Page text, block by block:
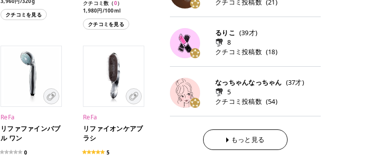
クチコミを見る
クチコミ数（0）
1,980円/100ml
クチコミを見る
ReFa
リファファインバブ
ル ワン
0
ReFa
リファイオンケアブ
ラシ
5
ナーパッドをご紹介します。 毎日使
ャルケアにぴったりなトナーパッド
まで厳選しました。 1. MEDICUBE
PDRNピンクコラーゲンゲルトナー
パッド 「うるおいとハリ感をサポー
トし、なめらかな肌へ導く高密着ゲ
ルパッド」 PDRNやコラーゲン成分
る肌をしっとり整えるゲルタイプの
トナーパッド。密着力が高く、スキ
ンケアの土台ケアとして取り入れや
見るQoo10での購入はこちら 2. BIO
DANCE コラーゲンゲルトナーパッ
ド 「うるおいを与えながら肌をやわ
らかく整える保湿ケアパッド」 ゲル
脱毛の「熱破壊式」と「蓄熱式」と
式」の2種類があり、それぞれ得意
な毛質が違います。 * 熱破壊式 高
出力のレーザーをバチッ！と当て
て、毛根の発毛組織に向けてレーザ
ーを照射します。ワキやVIOのよう
す！その分、輪ゴムで弾かれたよう
な強い痛みを感じやすい傾向があり
ます。 * 蓄熱式 低出力のレーザー
わじわ熱を伝える方式です。急激な
熱さを感じにくく、痛みや肌への負
担を抑えやすいのが嬉しいポイン
介」も！ 6. 予約から脱毛施術まで
のステップ ・無料カウンセリングの
ち物 ・医師の問診とプラン提案 ・
施術当日の流れと次回予約の取り方
7. 店舗一覧と美容医療メニュー ・
の店舗一覧 ・脱毛だけじゃない！美
容医療メニュー 8. まとめ ｜エミナ
ルクリニックの魅力とは？選ばれる
3つの特徴 ※1 開業2019年3月20日
～2026年6月30日時点(医療脱毛、
ハイフ、ダーマペン、美容点滴、医
りたいけど、痛いのはイヤだし、通
う時間もない…」医療脱毛にそんな
ハードルを感じていませんか？エミ
青みを感じるラズベリーピンク。 フ
ェミニンな雰囲気を演出できる可愛
てながら、甘さのある印象に。 韓国
メイクやピンクメイクとも相性抜群
です。 フルーツオレ｜ピュア感あふ
くふんわり発色し、粘膜リップのよ
うな仕上がりになります。 柔らかく
可愛らしい印象になり、毎日使いた
くなるナチュラルカラー。 スクール
メイクやオフィスメイクにもおすす
ン｜上品なピンクベージュ 黄みを抑
えたクリーミーなピンクベージュ。
ほんのり青みを感じる絶妙なカラー
アイテム詳細を見るQoo10でのご購
柳屋（ヤナギヤ）「柳屋 あんず
油」 👑「柳屋 あんず油」の特徴 1
00％植物由来の「柳屋 あんず油」
だけでなく、ボディケア・ネイルケ
アなど幅広く保湿ケア。 実際に使用
した方のクチコミ > 5 > 1本あると
> ──────────── > > 100%植
でいてパサついているので > オイル
は必需品です > > 少しとろみがある
タイミングで利用することが多いQ
＠cosme ・韓国コスメをチェック
する際によく見るOLIVE YOUNG GL
OBAL など、すでに使い慣れている
サイトが対象になっている場合も多
く、お買い物の内容や流れを変える
必要はありません。 「どうせ買う予
ドを経由するだけで、ポイントも一
緒に受け取れる、そんな手軽さがあ
ります✨ またトラミーリワードに
・1ポイント＝1円でわかりやすい
・選べるe-GIFT・Amazonギフト
券・ドットマネーなどに交換できる
・トラミー会員なら無料で利用でき
クチコミ投稿数 (21)
るりこ (39才)
8
クチコミ投稿数 (18)
なっちゃんなっちゃん (37才)
5
クチコミ投稿数 (54)
もっと見る